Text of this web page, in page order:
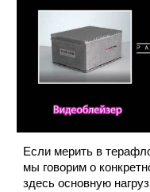
Если мерить в
мы говорим о
здесь основную